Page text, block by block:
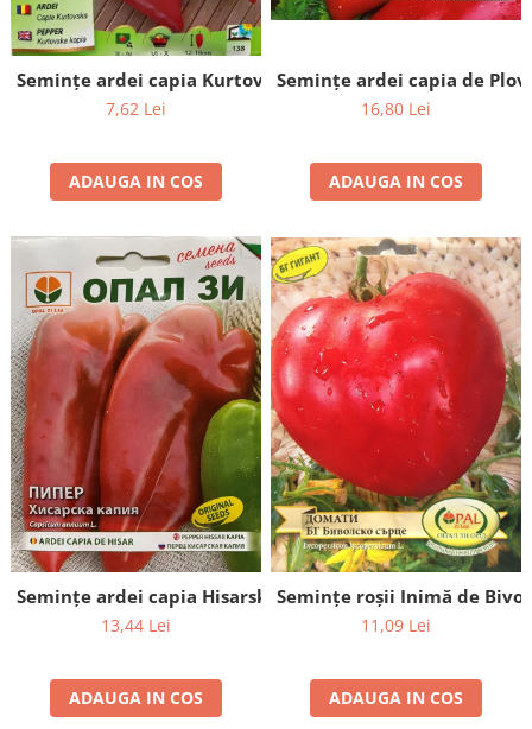
Semințe ardei capia Kurtovska - 2g
7,62 Lei
ADAUGA IN COS
Semințe ardei capia de
16,80 Lei
ADAUGA IN COS
Seminţe ardei capia Hisarska - 5g
13,44 Lei
ADAUGA IN COS
Semințe roșii Inimă de Bivol
11,09 Lei
ADAUGA IN COS